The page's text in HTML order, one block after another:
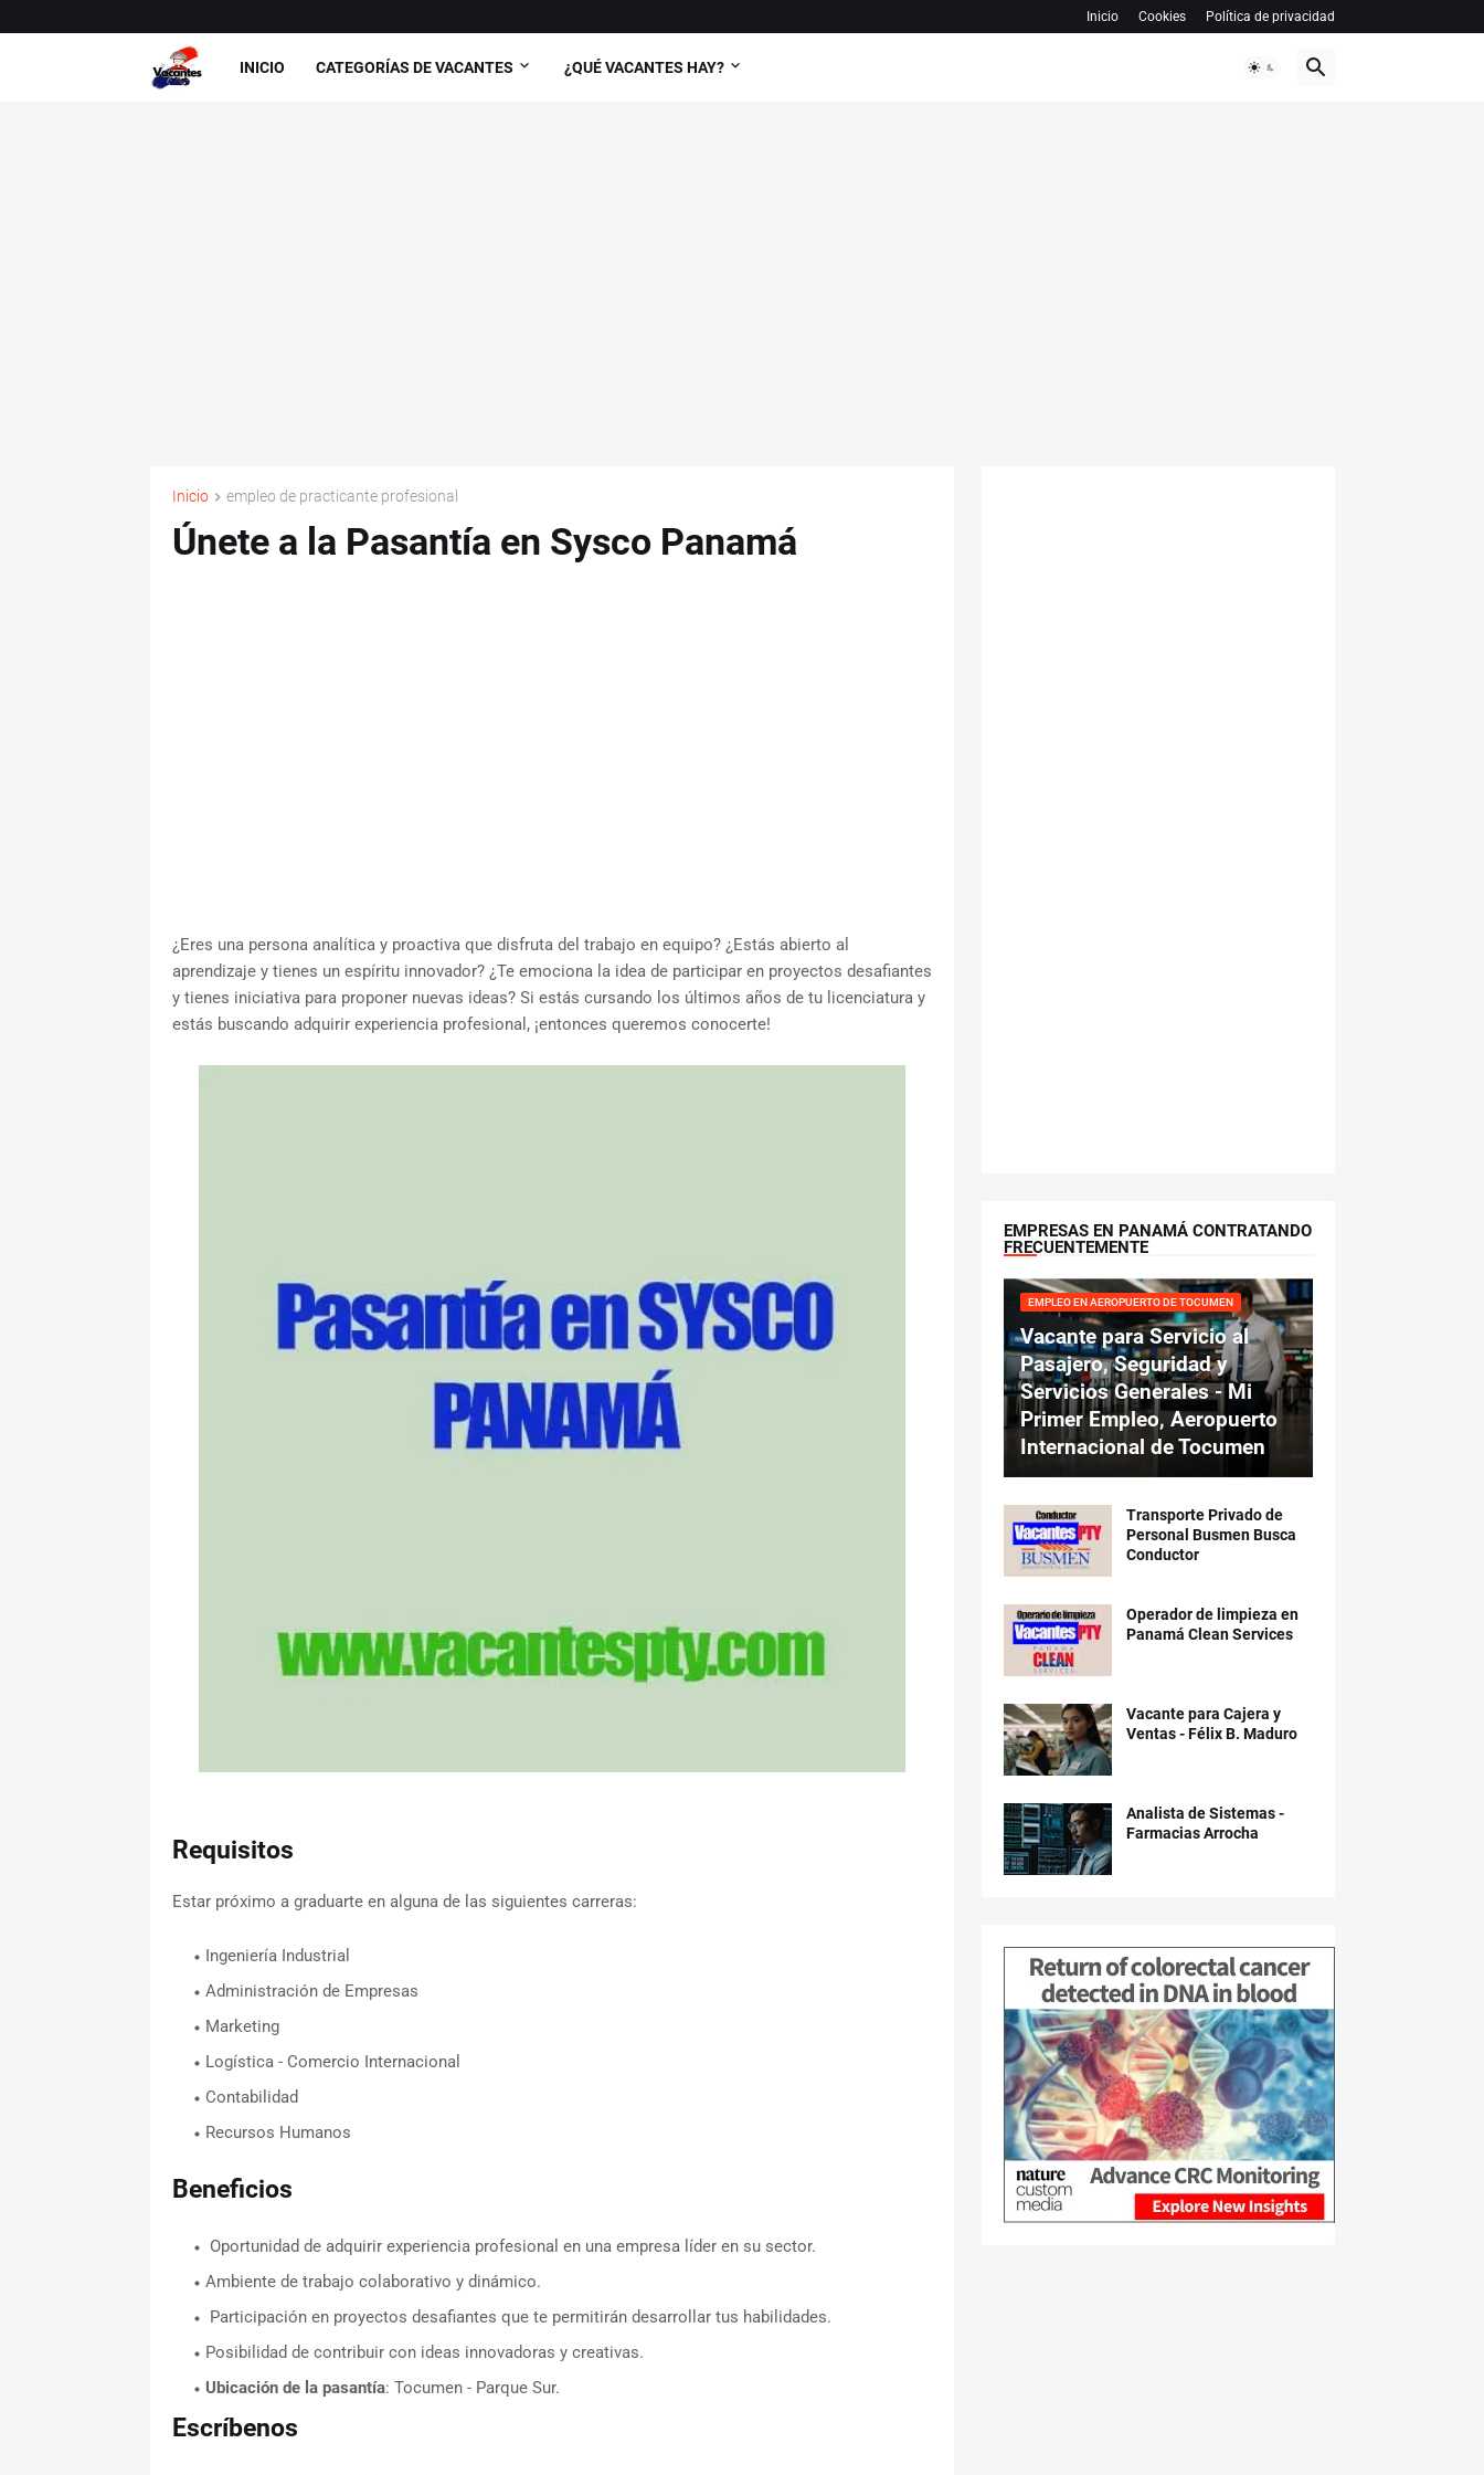
Inicio Cookies Política de privacidad
INICIO CATEGORÍAS DE VACANTES ¿QUÉ VACANTES HAY?
Inicio empleo de practicante profesional
Únete a la Pasantía en Sysco Panamá
¿Eres una persona analítica y proactiva que disfruta del trabajo en equipo? ¿Estás abierto al
aprendizaje y tienes un espíritu innovador? ¿Te emociona la idea de participar en proyectos desafiantes
y tienes iniciativa para proponer nuevas ideas? Si estás cursando los últimos años de tu licenciatura y
estás buscando adquirir experiencia profesional, ¡entonces queremos conocerte!
Requisitos
Estar próximo a graduarte en alguna de las siguientes carreras:
Ingeniería Industrial
Administración de Empresas
Marketing
Logística - Comercio Internacional
Contabilidad
Recursos Humanos
Beneficios
Oportunidad de adquirir experiencia profesional en una empresa líder en su sector.
Ambiente de trabajo colaborativo y dinámico.
Participación en proyectos desafiantes que te permitirán desarrollar tus habilidades.
Posibilidad de contribuir con ideas innovadoras y creativas.
Ubicación de la pasantía: Tocumen - Parque Sur.
Escríbenos
EMPRESAS EN PANAMÁ CONTRATANDO
FRECUENTEMENTE
EMPLEO EN AEROPUERTO DE TOCUMEN
Vacante para Servicio al
Pasajero, Seguridad y
Servicios Generales - Mi
Primer Empleo, Aeropuerto
Internacional de Tocumen
Transporte Privado de
Personal Busmen Busca
Conductor
Operador de limpieza en
Panamá Clean Services
Vacante para Cajera y
Ventas - Félix B. Maduro
Analista de Sistemas -
Farmacias Arrocha